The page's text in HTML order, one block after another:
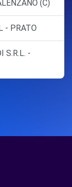
(C)
- PRATO
S.R.L. -